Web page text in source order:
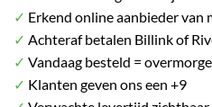
✓ Erkend online aanbieder van
✓ Achteraf betalen Billink of
✓ Vandaag besteld =
✓ Klanten geven ons een +9